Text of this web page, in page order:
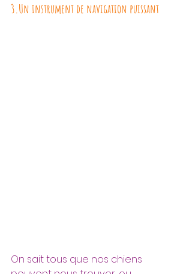
3.Un instrument de navigation puissant
On sait tous que nos chiens